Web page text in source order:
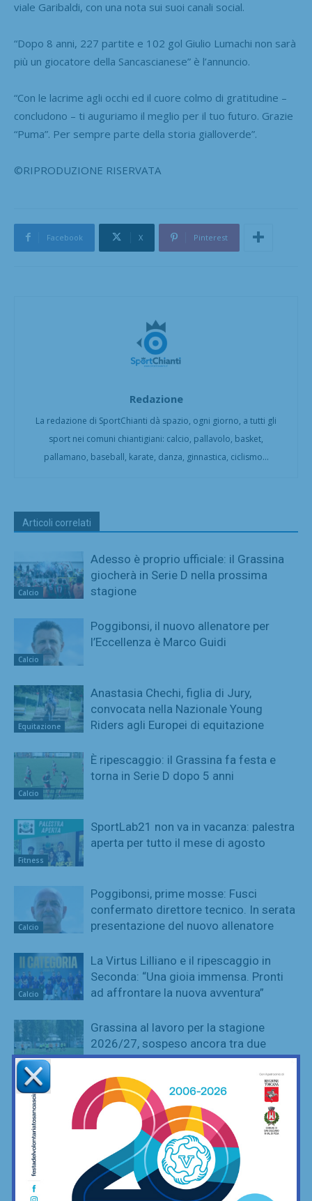
viale Garibaldi, con una nota sui suoi canali social.
“Dopo 8 anni, 227 partite e 102 gol Giulio Lumachi non sarà
più un giocatore della Sancascianese” è l’annuncio.
“Con le lacrime agli occhi ed il cuore colmo di gratitudine –
concludono – ti auguriamo il meglio per il tuo futuro. Grazie
“Puma”. Per sempre parte della storia gialloverde”.
©RIPRODUZIONE RISERVATA
Facebook X Pinterest
Redazione
La redazione di SportChianti dà spazio, ogni giorno, a tutti gli
sport nei comuni chiantigiani: calcio, pallavolo, basket,
pallamano, baseball, karate, danza, ginnastica, ciclismo...
Articoli correlati
Calcio
Adesso è proprio ufficiale: il Grassina
giocherà in Serie D nella prossima
stagione
Calcio
Poggibonsi, il nuovo allenatore per
l’Eccellenza è Marco Guidi
Equitazione
Anastasia Chechi, figlia di Jury,
convocata nella Nazionale Young
Riders agli Europei di equitazione
Calcio
È ripescaggio: il Grassina fa festa e
torna in Serie D dopo 5 anni
Fitness
SportLab21 non va in vacanza: palestra
aperta per tutto il mese di agosto
Calcio
Poggibonsi, prime mosse: Fusci
confermato direttore tecnico. In serata
presentazione del nuovo allenatore
Calcio
La Virtus Lilliano e il ripescaggio in
Seconda: “Una gioia immensa. Pronti
ad affrontare la nuova avventura”
Calcio
Grassina al lavoro per la stagione
2026/27, sospeso ancora tra due
categorie
Calcio
Sette ripescaggi per la Seconda
Categoria 2026/27: fa festa anche la
Virtus Lilliano
Calcio
Vittoria il rimonta contro i giovani viola:
2-1 Rondinella nella prima amichevole